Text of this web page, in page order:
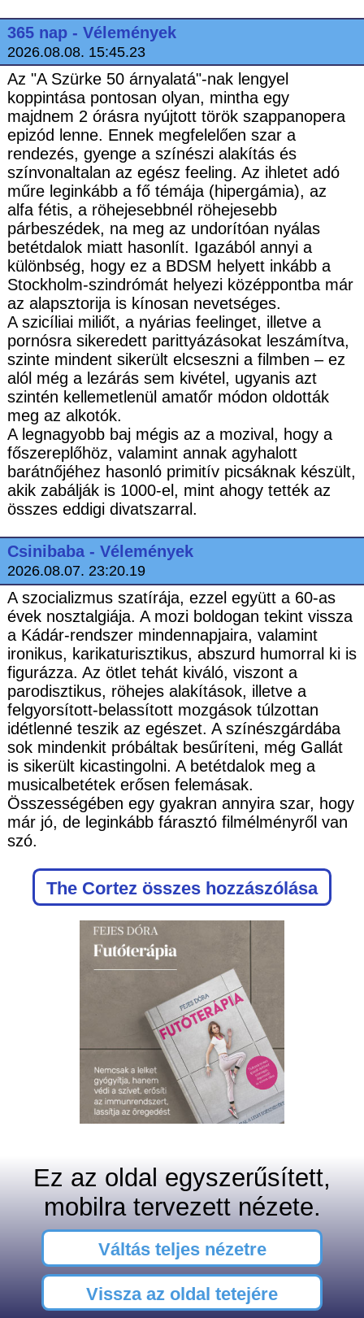
365 nap - Vélemények
2026.08.08. 15:45.23
Az "A Szürke 50 árnyalatá"-nak lengyel
koppintása pontosan olyan, mintha egy
majdnem 2 órásra nyújtott török szappanopera
epizód lenne. Ennek megfelelően szar a
rendezés, gyenge a színészi alakítás és
színvonaltalan az egész feeling. Az ihletet adó
műre leginkább a fő témája (hipergámia), az
alfa fétis, a röhejesebbnél röhejesebb
párbeszédek, na meg az undorítóan nyálas
betétdalok miatt hasonlít. Igazából annyi a
különbség, hogy ez a BDSM helyett inkább a
Stockholm-szindrómát helyezi középpontba már
az alapsztorija is kínosan nevetséges.
A szicíliai miliőt, a nyárias feelinget, illetve a
pornósra sikeredett parittyázásokat leszámítva,
szinte mindent sikerült elcseszni a filmben – ez
alól még a lezárás sem kivétel, ugyanis azt
szintén kellemetlenül amatőr módon oldották
meg az alkotók.
A legnagyobb baj mégis az a mozival, hogy a
főszereplőhöz, valamint annak agyhalott
barátnőjéhez hasonló primitív picsáknak készült,
akik zabálják is 1000-el, mint ahogy tették az
összes eddigi divatszarral.
Csinibaba - Vélemények
2026.08.07. 23:20.19
A szocializmus szatírája, ezzel együtt a 60-as
évek nosztalgiája. A mozi boldogan tekint vissza
a Kádár-rendszer mindennapjaira, valamint
ironikus, karikaturisztikus, abszurd humorral ki is
figurázza. Az ötlet tehát kiváló, viszont a
parodisztikus, röhejes alakítások, illetve a
felgyorsított-belassított mozgások túlzottan
idétlenné teszik az egészet. A színészgárdába
sok mindenkit próbáltak besűríteni, még Gallát
is sikerült kicastingolni. A betétdalok meg a
musicalbetétek erősen felemásak.
Összességében egy gyakran annyira szar, hogy
már jó, de leginkább fárasztó filmélményről van
szó.
The Cortez összes hozzászólása
Ez az oldal egyszerűsített,
mobilra tervezett nézete.
Váltás teljes nézetre
Vissza az oldal tetejére